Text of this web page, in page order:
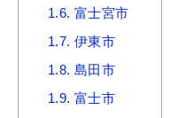
1.6. 富士宮市
1.7. 伊東市
1.8. 島田市
1.9. 富士市